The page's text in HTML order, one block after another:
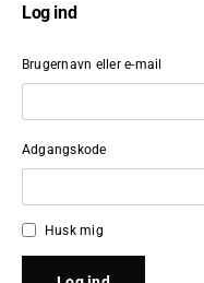
Log ind
Brugernavn eller e-mail
Adgangskode
Husk mig